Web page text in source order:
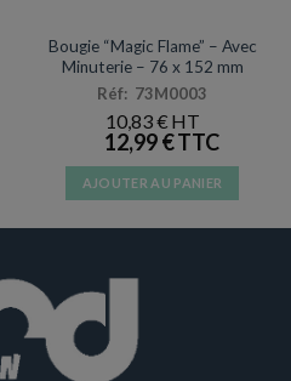
Bougie “Magic Flame” – Avec
Minuterie – 76 x 152 mm
Réf: 73M0003
10,83€
12,99€
AJOUTER AU PANIER